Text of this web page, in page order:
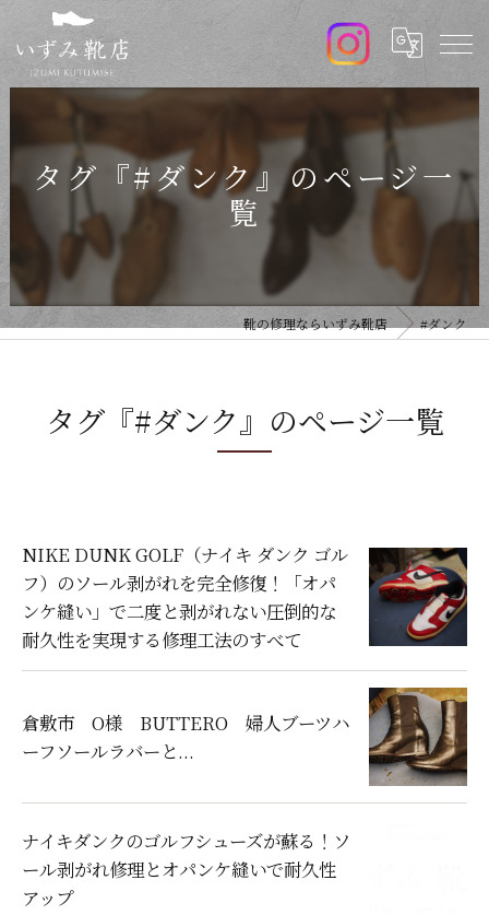
タグ『#ダンク』のページ一
覧
靴の修理ならいずみ靴店 #ダンク
タグ『#ダンク』のページ一覧
NIKE DUNK GOLF（ナイキ ダンク ゴル
フ）のソール剥がれを完全修復！「オパ
ンケ縫い」で二度と剥がれない圧倒的な
耐久性を実現する修理工法のすべて
倉敷市 O様 BUTTERO 婦人ブーツハ
ーフソールラバーと...
ナイキダンクのゴルフシューズが蘇る！ソ
ール剥がれ修理とオパンケ縫いで耐久性
アップ